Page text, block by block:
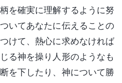
を確実に理解するように努
いてあなたに伝えることの
けて、熱心に求めなければ
る神を操り人形のようなも
を下したり、神について勝